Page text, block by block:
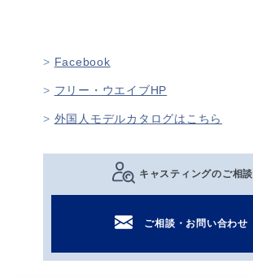
Facebook
フリー・ウエイブHP
外国人モデルカタログはこちら
キャスティングのご相談
ご相談・お問い合わせ